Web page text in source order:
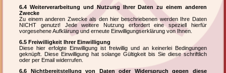
6.4 Weiterverarbeitung und Nutzung Ihrer Daten zu einem anderen
Zwecke
Zu einem anderen Zwecke als den hier beschriebenen werden Ihre Daten
NICHT genutzt! Jede weitere Nutzung erfordert eine speziell hierfür
vorgesehene Aufklärung und erneute Einwilligungserklärung von Ihnen.
6.5 Freiwilligkeit Ihrer Einwilligung
Diese hier erfolgte Einwilligung ist freiwillig und an keinerlei Bedingungen
geknüpft. Diese Einwilligung hat solange Gültigkeit bis Sie diese schriftlich
oder per Email widerrufen.
6.6 Nichtbereitstellung von Daten oder Widerspruch gegen diese